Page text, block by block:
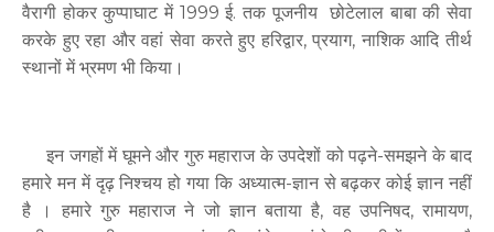
वैरागी होकर कुप्पाघाट में 1999 ई. तक पूजनीय छोटेलाल बाबा की सेवा
करके हुए रहा और वहां सेवा करते हुए हरिद्वार, प्रयाग, नाशिक आदि तीर्थ
स्थानों में भ्रमण भी किया।
इन जगहों में घूमने और गुरु महाराज के उपदेशों को पढ़ने-समझने के बाद
हमारे मन में दृढ़ निश्चय हो गया कि अध्यात्म-ज्ञान से बढ़कर कोई ज्ञान नहीं
है । हमारे गुरु महाराज ने जो ज्ञान बताया है, वह उपनिषद, रामायण,